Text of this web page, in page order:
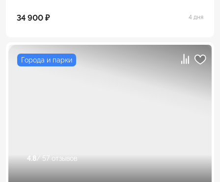
34 900 ₽ 4 дня
Города и парки
4.8/ 57 отзывов